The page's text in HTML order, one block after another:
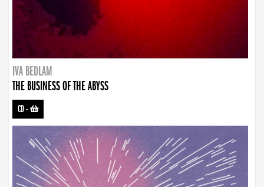
IVA BEDLAM
THE BUSINESS OF THE ABYSS
CD-